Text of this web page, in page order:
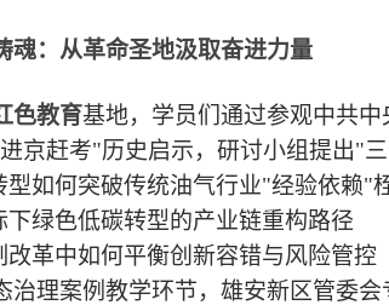
魂：从革命圣地汲取奋进力量
色教育基地，学员们通过参观中共
京赶考"历史启示，研讨小组提出"三
型如何突破传统油气行业"经验依赖"
下绿色低碳转型的产业链重构路径
改革中如何平衡创新容错与风险管控
治理案例教学环节，雄安新区管委会